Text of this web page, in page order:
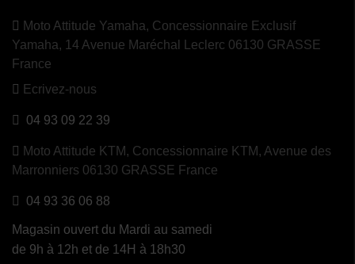
Moto Attitude Yamaha, Concessionnaire Exclusif
Yamaha, 14 Avenue Maréchal Leclerc 06130 GRASSE
France
Ecrivez-nous
04 93 09 22 39
Moto Attitude KTM, Concessionnaire KTM, Avenue des
Marronniers 06130 GRASSE France
04 93 36 06 88
Magasin ouvert du Mardi au samedi
de 9h à 12h et de 14H à 18h30